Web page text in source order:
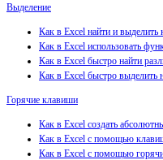
Выделение
Как в Excel найти и выделить
Как в Excel использовать
Как в Excel быстро найти
Как в Excel быстро выделить
Горячие клавиши
Как в Excel создать
Как в Excel с помощью
Как в Excel с помощью